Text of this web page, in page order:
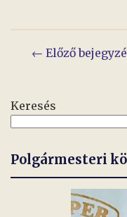
Keresés
Polgármesteri
Bejegyzés
← Előző